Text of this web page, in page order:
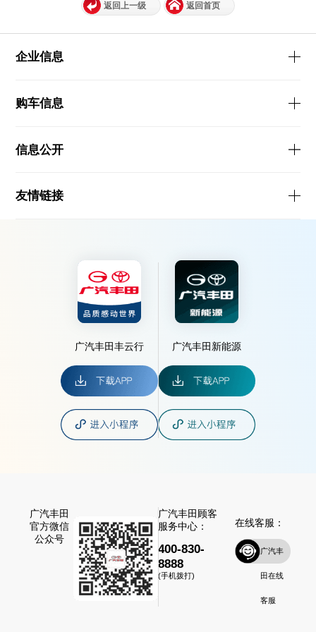
返回上一级 返回首页
企业信息
购车信息
信息公开
友情链接
广汽丰田丰云行 广汽丰田新能源
广汽丰田
官方微信
公众号
广汽丰田顾客
服务中心：
400-830-
8888
(手机拨打)
在线客服：
广汽丰
田在线
客服